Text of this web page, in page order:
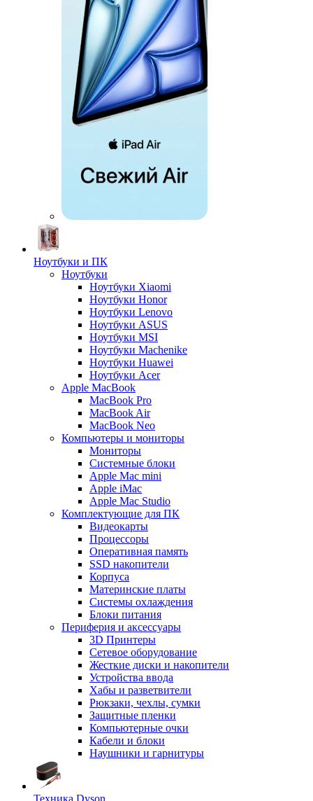
Ноутбуки и ПК
Ноутбуки
Ноутбуки Xiaomi
Ноутбуки Honor
Ноутбуки Lenovo
Ноутбуки ASUS
Ноутбуки MSI
Ноутбуки Machenike
Ноутбуки Huawei
Ноутбуки Acer
Apple MacBook
MacBook Pro
MacBook Air
MacBook Neo
Компьютеры и мониторы
Мониторы
Системные блоки
Apple Mac mini
Apple iMac
Apple Mac Studio
Комплектующие для ПК
Видеокарты
Процессоры
Оперативная память
SSD накопители
Корпуса
Материнские платы
Системы охлаждения
Блоки питания
Периферия и аксессуары
3D Принтеры
Сетевое оборудование
Жесткие диски и накопители
Устройства ввода
Хабы и разветвители
Рюкзаки, чехлы, сумки
Защитные пленки
Компьютерные очки
Кабели и блоки
Наушники и гарнитуры
Техника Dyson